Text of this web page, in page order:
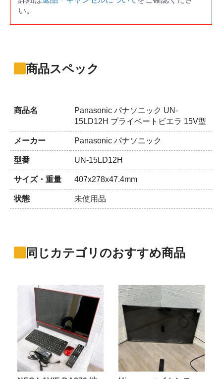
い。
商品スペック
商品名
Panasonic パナソニック UN-
15LD12H プライベートビエラ 15V型
メーカー Panasonic パナソニック
型番 UN-15LD12H
サイズ・重量 407x278x47.4mm
状態 未使用品
同じカテゴリのおすすめ商品